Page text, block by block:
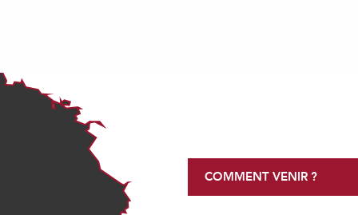
COMMENT VENIR ?